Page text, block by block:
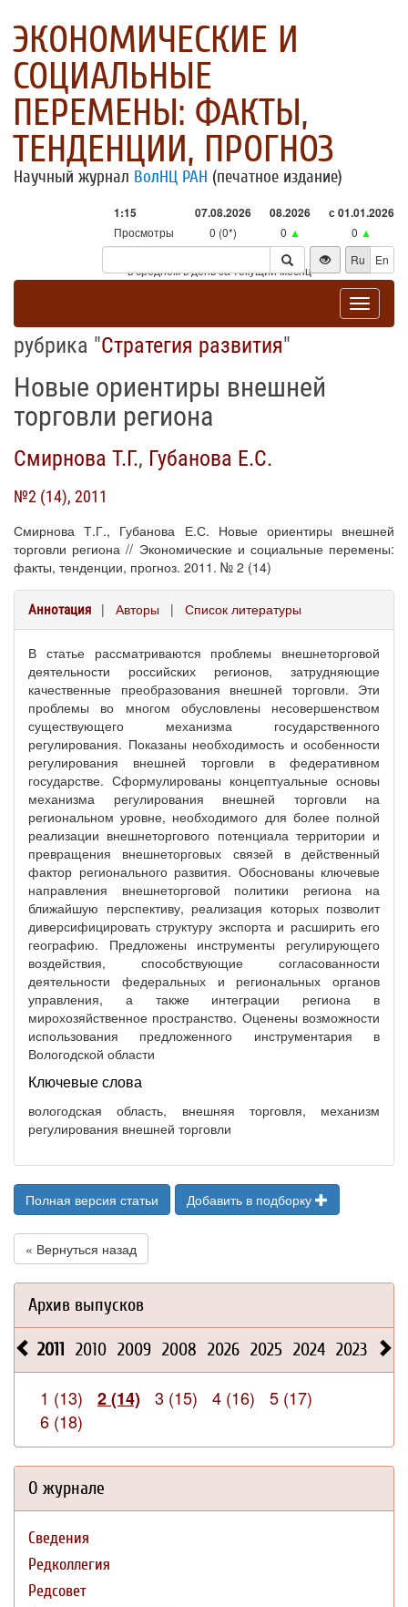
ЭКОНОМИЧЕСКИЕ И
СОЦИАЛЬНЫЕ
ПЕРЕМЕНЫ: ФАКТЫ,
ТЕНДЕНЦИИ, ПРОГНОЗ
Научный журнал ВолНЦ РАН (печатное издание)
1:15 07.08.2026 08.2026 с 01.01.2026
Просмотры 0 (0*) 0 ▲ 0 ▲
Посетители
0 (0*) 0▲ 0▲
* - в среднем в день за текущий месяц
Ru En
Toggle
рубрика "Стратегия развития"
Новые ориентиры внешней
торговли региона
Смирнова Т.Г., Губанова Е.С.
№2 (14), 2011
Смирнова Т.Г., Губанова Е.С. Новые ориентиры внешней
торговли региона // Экономические и социальные перемены:
факты, тенденции, прогноз. 2011. № 2 (14)
Аннотация | Авторы | Список литературы
В статье рассматриваются проблемы внешнеторговой
деятельности российских регионов, затрудняющие
качественные преобразования внешней торговли. Эти
проблемы во многом обусловлены несовершенством
существующего механизма государственного
регулирования. Показаны необходимость и особенности
регулирования внешней торговли в федеративном
государстве. Сформулированы концептуальные основы
механизма регулирования внешней торговли на
региональном уровне, необходимого для более полной
реализации внешнеторгового потенциала территории и
превращения внешнеторговых связей в действенный
фактор регионального развития. Обоснованы ключевые
направления внешнеторговой политики региона на
ближайшую перспективу, реализация которых позволит
диверсифицировать структуру экспорта и расширить его
географию. Предложены инструменты регулирующего
воздействия, способствующие согласованности
деятельности федеральных и региональных органов
управления, а также интеграции региона в
мирохозяйственное пространство. Оценены возможности
использования предложенного инструментария в
Вологодской области
Ключевые слова
вологодская область, внешняя торговля, механизм
регулирования внешней торговли
Полная версия статьи Добавить в подборку
« Вернуться назад
Архив выпусков
2011 2010 2009 2008 2026 2025 2024 2023 2022
1 (13) 2 (14) 3 (15) 4 (16)
5 (17)
6 (18)
О журнале
Сведения
Редколлегия
Редсовет